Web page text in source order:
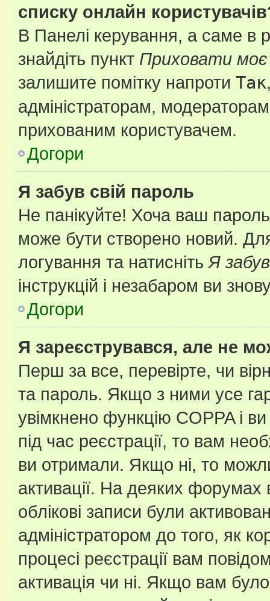
списку онлайн
В Панелі керування, а саме в
знайдіть пункт Приховати моє
залишите помітку напроти Так
адміністраторам,
прихованим користувачем.
Догори
Я забув свій пароль
Не панікуйте! Хоча ваш
може бути створено новий.
логування та натисніть Я
інструкцій і незабаром ви
Догори
Я зареєструвався, але не
Перш за все, перевірте, чи
та пароль. Якщо з ними усе
увімкнено функцію COPPA і
під час реєстрації, то вам
ви отримали. Якщо ні, то
активації. На деяких форумах
облікові записи були
адміністратором до того, як
процесі реєстрації вам
активація чи ні. Якщо вам